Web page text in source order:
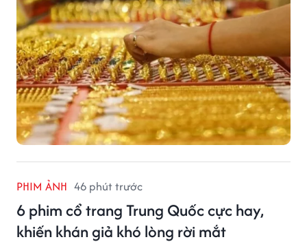
PHIM ẢNH 46 phút trước
6 phim cổ trang Trung Quốc cực hay,
khiến khán giả khó lòng rời mắt